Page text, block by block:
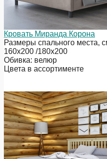
Кровать Миранда Корона
Размеры спального места,
160х200 /180х200
Обивка: велюр
Цвета в ассортименте